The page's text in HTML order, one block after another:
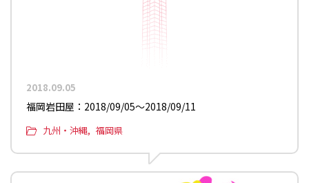
2018.09.05
福岡岩田屋：2018/09/05〜2018/09/11
九州・沖縄 福岡県